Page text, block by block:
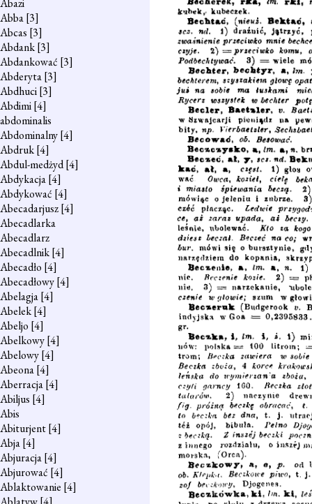
Abazi
Abba[3]
Abcas [3]
Abdank[3]
Abdankować [3]
Abderyta[3]
Abdhuci[3]
Abdimi[4]
abdominalis
Abdominalny[4]
Abdruk[4]
Abdul-medżyd[4]
Abdykacja[4]
Abdykować [4]
Abecadarjusz[4]
Abecadlarka
Abecadlarz
Abecadlnik[4]
Abecadło [4]
Abecadłowy[4]
Abelagja[4]
Abelek[4]
Abeljo [4]
Abelkowy[4]
Abelowy[4]
Abeona[4]
Aberracja[4]
Abiljus [4]
Abis
Abiturjent[4]
Abja[4]
Abjuracja[4]
Abjurować [4]
Ablaktowanie [4]